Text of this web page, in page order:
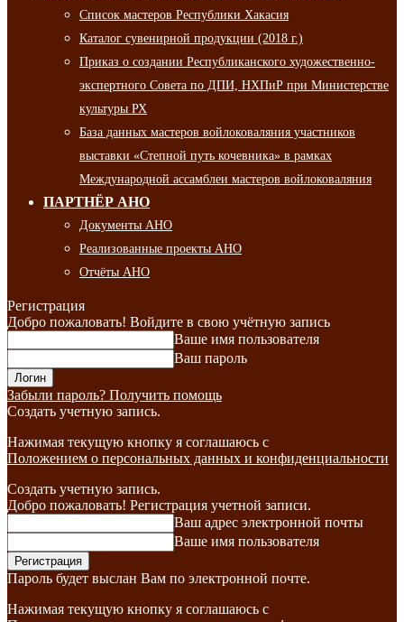
Список мастеров Республики Хакасия
Каталог сувенирной продукции (2018 г.)
Приказ о создании Республиканского художественно-
экспертного Совета по ДПИ, НХПиР при Министерстве
культуры РХ
База данных мастеров войлоковаляния участников
выставки «Степной путь кочевника» в рамках
Международной ассамблеи мастеров войлоковаляния
ПАРТНЁР АНО
Документы АНО
Реализованные проекты АНО
Отчёты АНО
Регистрация
Добро пожаловать! Войдите в свою учётную запись
Ваше имя пользователя
Ваш пароль
Забыли пароль? Получить помощь
Создать учетную запись.
Нажимая текущую кнопку я соглашаюсь с
Положением о персональных данных и конфиденциальности
Создать учетную запись.
Добро пожаловать! Регистрация учетной записи.
Ваш адрес электронной почты
Ваше имя пользователя
Пароль будет выслан Вам по электронной почте.
Нажимая текущую кнопку я соглашаюсь с